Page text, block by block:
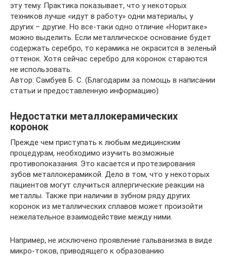
эту тему. Практика показывает, что у некоторых
техников лучше «идут в работу» одни материалы, у
других – другие. Но все-таки одно отличие «Норитаке»
можно выделить. Если металлическое основание будет
содержать серебро, то керамика не окрасится в зеленый
оттенок. Хотя сейчас серебро для коронок стараются
не использовать.
Автор: Самбуев Б. С. (Благодарим за помощь в написании
статьи и предоставленную информацию)
Недостатки металлокерамических
коронок
Прежде чем приступать к любым медицинским
процедурам, необходимо изучить возможные
противопоказания. Это касается и протезирования
зубов металлокерамикой. Дело в том, что у некоторых
пациентов могут случиться аллергические реакции на
металлы. Также при наличии в зубном ряду других
коронок из металлических сплавов может произойти
нежелательное взаимодействие между ними.
Например, не исключено проявление гальванизма в виде
микро-токов, приводящего к образованию